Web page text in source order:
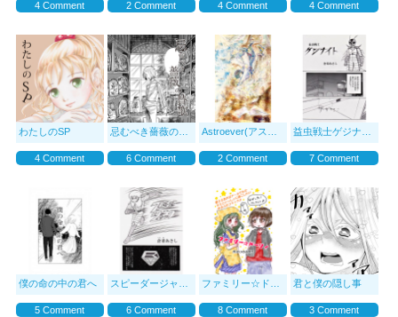
4 Comment 2 Comment 4 Comment 4 Comment
わたしのSP
4 Comment
忌むべき薔薇の賛歌
6 Comment
Astroever(アストロエヴァー)
2 Comment
益虫戦士ゲジナイト
7 Comment
僕の命の中の君へ
5 Comment
スピーダージャック
6 Comment
ファミリー☆ドーリィ
8 Comment
君と僕の隠し事
3 Comment